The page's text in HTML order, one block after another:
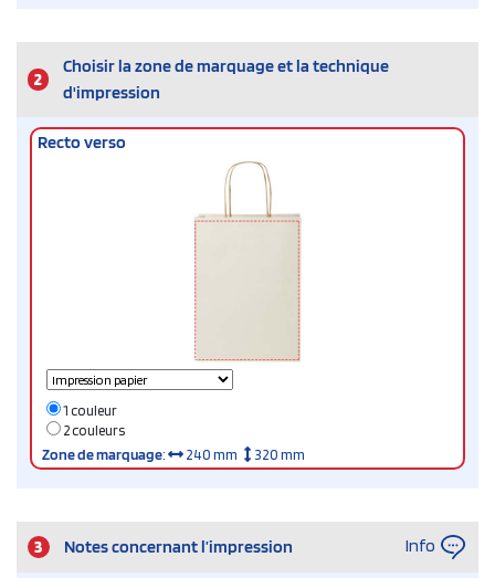
2
Choisir la zone de marquage et la technique
d'impression
Recto verso
1 couleur
2 couleurs
Zone de marquage: 240 mm 320 mm
3 Notes concernant l’impression Info